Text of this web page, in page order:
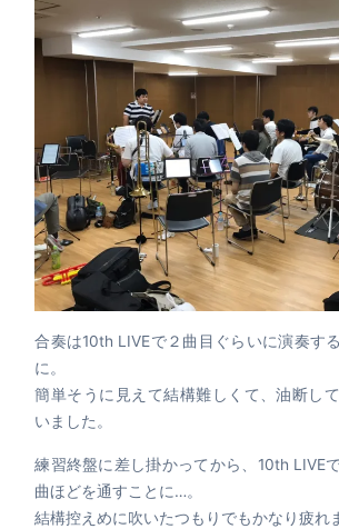
合奏は10th LIVEで２曲目ぐらいに演奏す
に。
簡単そうに見えて結構難しくて、油断し
いました。
練習終盤に差し掛かってから、10th LIVE
曲ほどを通すことに…。
結構控えめに吹いたつもりでもかなり疲れ